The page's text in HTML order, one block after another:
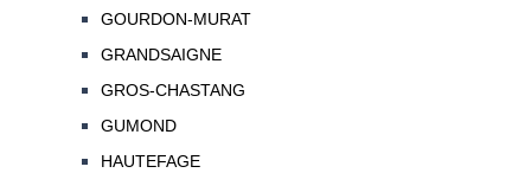
GOURDON-MURAT
GRANDSAIGNE
GROS-CHASTANG
GUMOND
HAUTEFAGE